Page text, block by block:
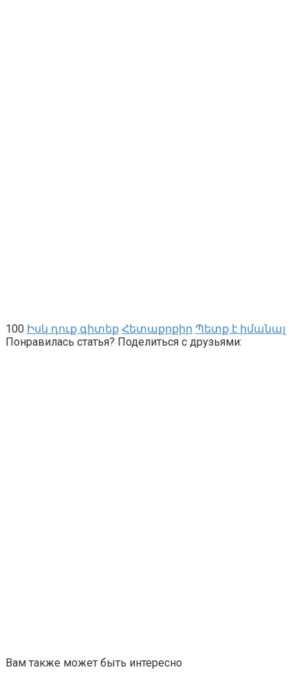
100 Իսկ դուք գիտեք Հետաքրքիր Պետք է իմանալ
Понравилась статья? Поделиться с друзьями:
Вам также может быть интересно